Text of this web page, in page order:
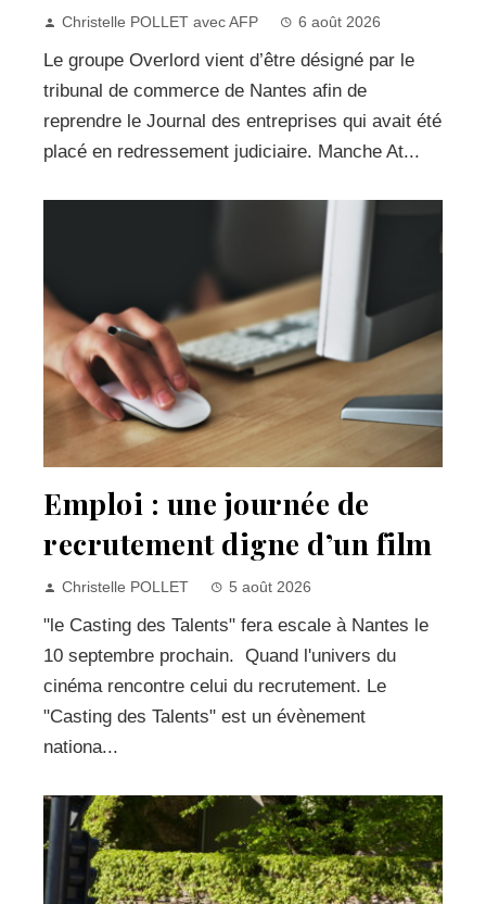
Christelle POLLET avec AFP 6 août 2026
Le groupe Overlord vient d’être désigné par le
tribunal de commerce de Nantes afin de
reprendre le Journal des entreprises qui avait été
placé en redressement judiciaire. Manche At...
Emploi : une journée de
recrutement digne d’un film
Christelle POLLET 5 août 2026
"le Casting des Talents" fera escale à Nantes le
10 septembre prochain. Quand l'univers du
cinéma rencontre celui du recrutement. Le
"Casting des Talents" est un évènement
nationa...